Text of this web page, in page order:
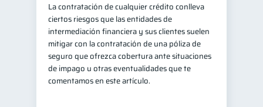
La contratación de cualquier crédito conlleva
ciertos riesgos que las entidades de
intermediación financiera y sus clientes suelen
mitigar con la contratación de una póliza de
seguro que ofrezca cobertura ante situaciones
de impago u otras eventualidades que te
comentamos en este artículo.